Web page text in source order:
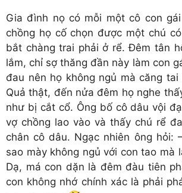
Gia đình nọ có mỗi một cô con
chồng họ cố chọn được một chú
bắt chàng trai phải ở rể. Đêm tân
lắm, chỉ sợ thăng đần này làm con
đau nên họ không ngủ mà căng tai
Quả thật, đến nửa đêm họ nghe
như bị cắt cổ. Ông bố cô dâu vội
vợ chồng lao vào và thấy chú rể
chân cô dâu. Ngạc nhiên ông hỏi:
sao mày không ngủ với con tao mà
Dạ, má con dặn là đêm đàu tiên
con không nhớ chính xác là phải